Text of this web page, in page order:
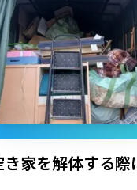
家を解体する際